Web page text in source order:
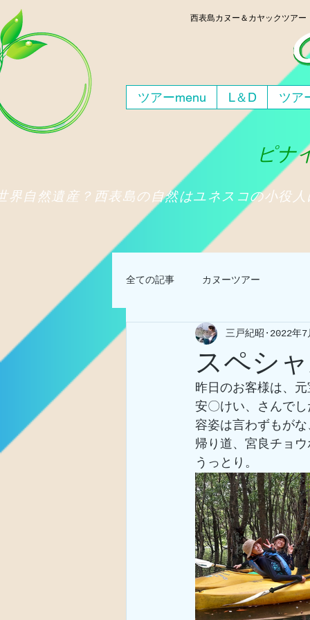
西表島カヌー＆カヤックツアー
ツアーmenu L＆D ツア
ピナ
界自然遺産？西表島の自然はユネスコの小役
全ての記事 カヌーツアー
スペシ
三戸紀昭 2022年7
昨日のお客様は、
安〇けい、さんで
容姿は言わずもが
帰り道、宮良チョ
うっとり。